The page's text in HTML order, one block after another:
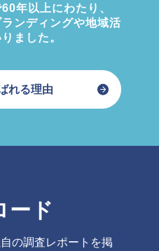
年以上にわたり、
ンディングや地域活
ました。
れる理由
ード
の調査レポートを掲